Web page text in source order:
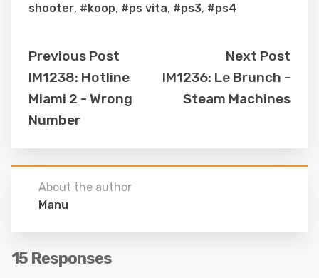
shooter, #koop, #ps vita, #ps3, #ps4
Previous Post
IM1238: Hotline
Miami 2 - Wrong
Number
Next Post
IM1236: Le Brunch -
Steam Machines
About the author
Manu
15 Responses